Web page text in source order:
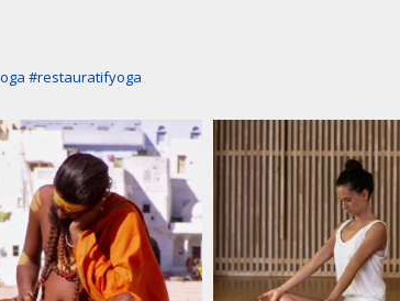
#restauratifyoga